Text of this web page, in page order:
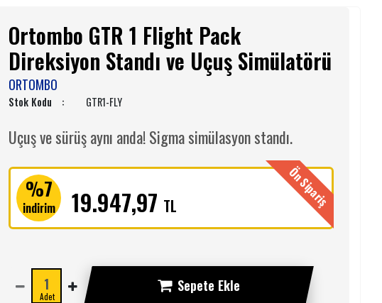
Ortombo GTR 1 Flight Pack
Direksiyon Standı ve Uçuş Simülatörü
ORTOMBO
Stok Kodu : GTR1-FLY
Uçuş ve sürüş aynı anda! Sigma simülasyon standı.
Ön Sipariş
%7
indirim 19.947,97 TL
Adet
Sepete Ekle